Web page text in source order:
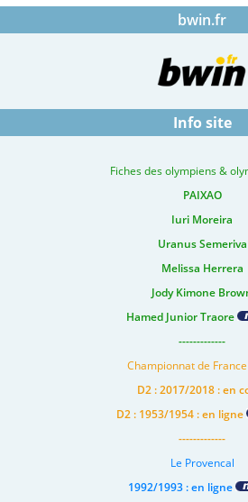
bwin.fr
Info site
Fiches des olympiens &
PAIXAO
Iuri Moreira
Uranus Semeriva
Melissa Herrera
Jody Kimone
Hamed Junior Traore
-------------
Championnat de
D2 : 2017/2018 : en
D2 : 1953/1954 : en ligne
-------------
Le Provencal
1992/1993 : en ligne